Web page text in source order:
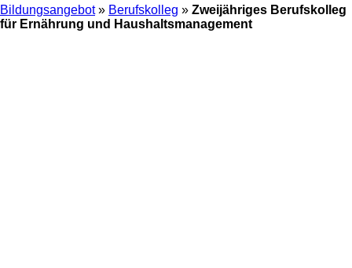
Bildungsangebot» Berufskolleg » Zweijähriges Berufskolleg
für Ernährung und Haushaltsmanagement